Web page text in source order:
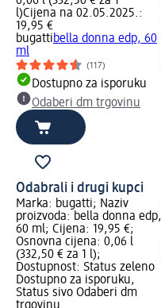
l)Cijena na 02.05.2025.:
19,95 €
bugattibella donna edp, 60
ml
(117)
Dostupno za isporuku
Odaberi dm trgovinu
Odabrali i drugi kupci
Marka: bugatti; Naziv
proizvoda: bella donna edp,
60 ml; Cijena: 19,95 €;
Osnovna cijena: 0,06 l
(332,50 € za 1 l);
Dostupnost: Status zeleno
Dostupno za isporuku,
Status sivo Odaberi dm
trgovinu